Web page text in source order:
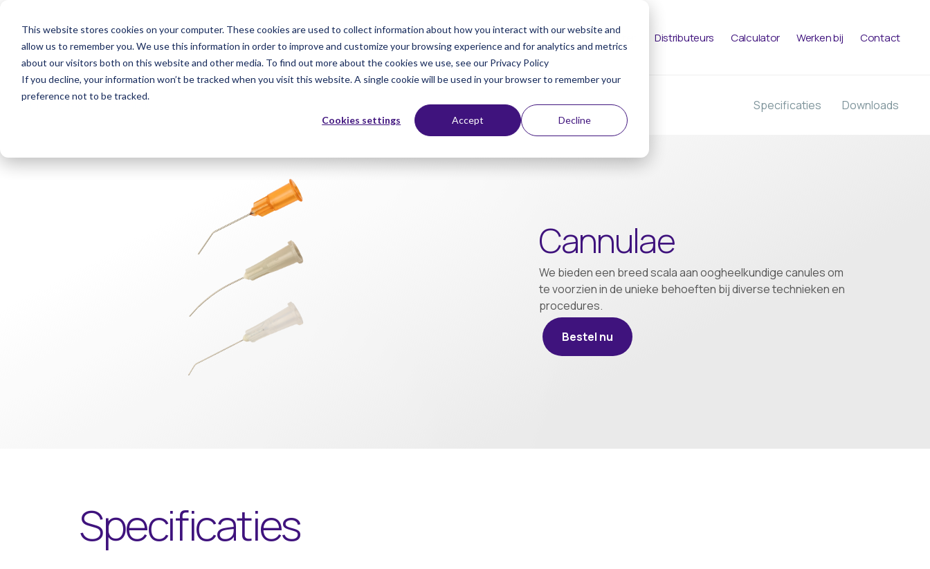
This website stores cookies on your computer. These cookies are used to collect information about how you interact with our website and
allow us to remember you. We use this information in order to improve and customize your browsing experience and for analytics and metrics
about our visitors both on this website and other media. To find out more about the cookies we use, see our Privacy Policy
If you decline, your information won’t be tracked when you visit this website. A single cookie will be used in your browser to remember your
preference not to be tracked.
Cookies settings Accept Decline
Over ons Nieuws Evenementen Producten Patiënten Distributeurs Calculator Werken bij Contact
< Producten Specificaties Downloads
Cannulae
We bieden een breed scala aan oogheelkundige canules om
te voorzien in de unieke behoeften bij diverse technieken en
procedures.
Bestel nu
Specificaties